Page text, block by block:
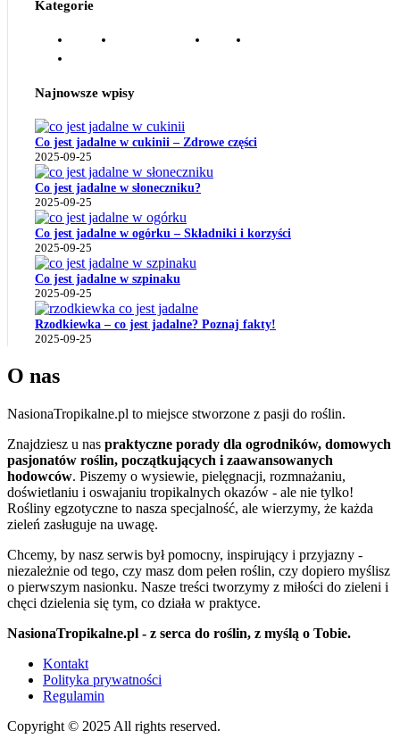
Kategorie
Drzewa Nasiona Tropikalne Owoce
Najnowsze wpisy
Co jest jadalne w cukinii – Zdrowe części
2025-09-25
Co jest jadalne w słoneczniku?
2025-09-25
Co jest jadalne w ogórku – Składniki i korzyści
2025-09-25
Co jest jadalne w szpinaku
2025-09-25
Rzodkiewka – co jest jadalne? Poznaj fakty!
2025-09-25
O nas
NasionaTropikalne.pl to miejsce stworzone z pasji do roślin.
Znajdziesz u nas praktyczne porady dla ogrodników, domowych
pasjonatów roślin, początkujących i zaawansowanych
hodowców. Piszemy o wysiewie, pielęgnacji, rozmnażaniu,
doświetlaniu i oswajaniu tropikalnych okazów - ale nie tylko!
Rośliny egzotyczne to nasza specjalność, ale wierzymy, że każda
zieleń zasługuje na uwagę.
Chcemy, by nasz serwis był pomocny, inspirujący i przyjazny -
niezależnie od tego, czy masz dom pełen roślin, czy dopiero myślisz
o pierwszym nasionku. Nasze treści tworzymy z miłości do zieleni i
chęci dzielenia się tym, co działa w praktyce.
NasionaTropikalne.pl - z serca do roślin, z myślą o Tobie.
Kontakt
Polityka prywatności
Regulamin
Copyright © 2025 All rights reserved.